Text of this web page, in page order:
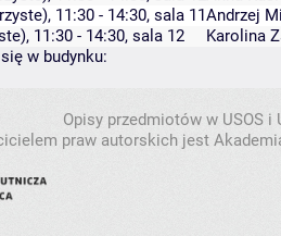
11:30 - 14:30, sala 11Andrzej
11:30 - 14:30, sala 12
Karolina
w budynku:
Opisy przedmiotów w USOS
praw autorskich jest